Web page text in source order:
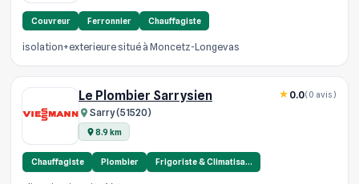
Couvreur Ferronnier Chauffagiste
isolation+exterieure situé à Moncetz-Longevas
Le Plombier Sarrysien
Sarry (51520)
8.9 km
0.0(0 avis)
Chauffagiste Plombier Frigoriste & Climatisa…